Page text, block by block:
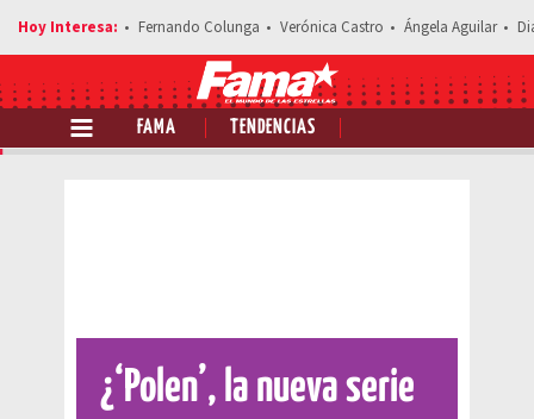
Fernando Colunga Verónica Castro Ángela Aguilar
FAMA TENDENCIAS
Comparte esta noticia
¿‘Polen’, la nueva serie